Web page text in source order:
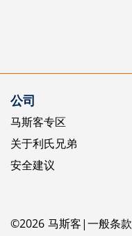
公司
马斯客专区
关于利氏兄弟
安全建议
©2026 马斯客 一般条款